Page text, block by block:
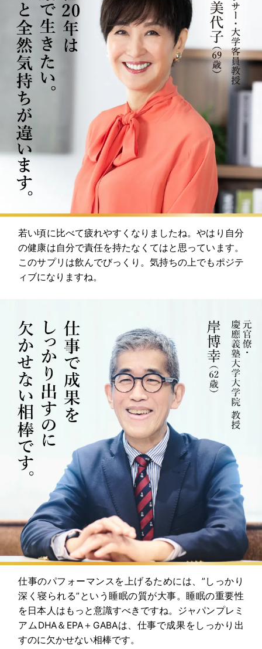
若い頃に比べて疲れやすくなりましたね。やはり自分
の健康は自分で責任を持たなくてはと思っています。
このサプリは飲んでびっくり。気持ちの上でもポジテ
ィブになりますね。
仕事のパフォーマンスを上げるためには、”しっかり
深く寝られる”という睡眠の質が大事。睡眠の重要性
を日本人はもっと意識すべきですね。ジャパンプレミ
アムDHA＆EPA＋GABAは、仕事で成果をしっかり出
すのに欠かせない相棒です。